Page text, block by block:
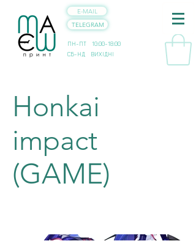
E-MAIL
TELEGRAM
ПН-ПТ 10:00-18:00
СБ-НД ВИХІДНІ
Honkai
impact
(GAME)